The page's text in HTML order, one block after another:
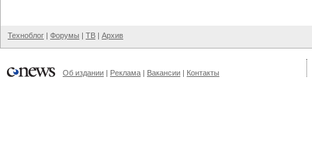
Техноблог | Форумы | ТВ | Архив
Об издании | Реклама | Вакансии | Контакты